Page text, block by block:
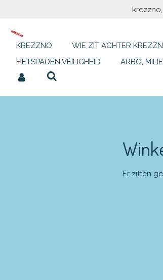
naar
KREZZNO WIE ZIT ACHTER
FIETSPADEN VEILIGHEID
ARBO,
Er zitten